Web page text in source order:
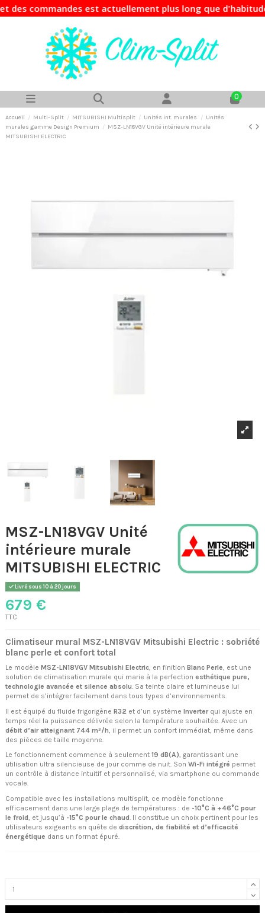
est actuellement plus long que d'habitude.
0
Accueil Multi-Split MITSUBISHI Multisplit Unités int. murales
Unités
murales gamme Design Premium
MSZ-LN18VGV Unité intérieure murale
MITSUBISHI ELECTRIC
MSZ-LN18VGV Unité
intérieure murale
MITSUBISHI ELECTRIC
Livré sous 10 à 20 jours
679 €
TTC
Climatiseur mural MSZ-LN18VGV Mitsubishi Electric : sobriété
blanc perle et confort total
Le modèle MSZ-LN18VGV Mitsubishi Electric, en finition Blanc Perle, est une
solution de climatisation murale qui marie à la perfection esthétique pure,
technologie avancée et silence absolu. Sa teinte claire et lumineuse lui
permet de s’intégrer facilement dans tous types d’environnements.
Il est équipé du fluide frigorigène R32 et d’un système Inverterqui ajuste en
temps réel la puissance délivrée selon la température souhaitée. Avec un
débit d’air atteignant 744 m³/h , il permet un confort immédiat, même dans
des pièces de taille moyenne.
Le fonctionnement commence à seulement 19 dB(A), garantissant une
utilisation ultra silencieuse de jour comme de nuit. Son Wi-Fi intégré permet
un contrôle à distance intuitif et personnalisé, via smartphone ou commande
vocale.
Compatible avec les installations multisplit, ce modèle fonctionne
efficacement dans une large plage de températures : de -10°C à +46°C pour
le froid , et jusqu’à -15°C pour le chaud . Il constitue un choix pertinent pour les
utilisateurs exigeants en quête de discrétion, de fiabilité et d’efficacité
énergétique dans un format épuré.